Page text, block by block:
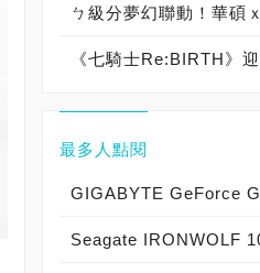
最多人點閱